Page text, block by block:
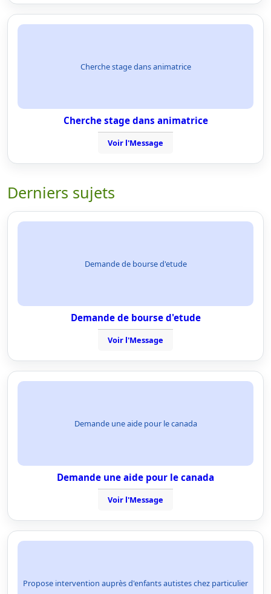
Cherche stage dans animatrice
Cherche stage dans animatrice
Voir l'Message
Derniers sujets
Demande de bourse d'etude
Demande de bourse d'etude
Voir l'Message
Demande une aide pour le canada
Demande une aide pour le canada
Voir l'Message
Propose intervention auprès d'enfants autistes chez particulier